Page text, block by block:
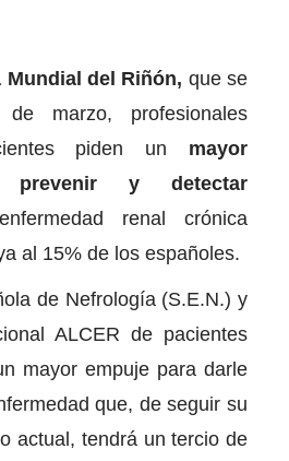
Mundial del Riñón, que se
marzo, profesionales
piden un mayor
prevenir y detectar
renal crónica
al 15% de los españoles.
de Nefrología (S.E.N.) y
ALCER de pacientes
mayor empuje para darle
que, de seguir su
actual, tendrá un tercio de